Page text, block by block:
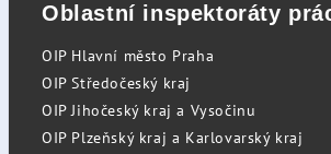
Oblastní inspektoráty
OIP Hlavní město Praha
OIP Středočeský kraj
OIP Jihočeský kraj a Vysočinu
OIP Plzeňský kraj a Karlovarský kraj